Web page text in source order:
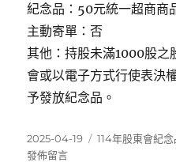
紀念品：50元統一超商商
主動寄單：否
其他：持股未滿1000股之
會或以電子方式行使表決
予發放紀念品。
發
佈
2025-04-19
分
114年股東會紀念
發佈留言